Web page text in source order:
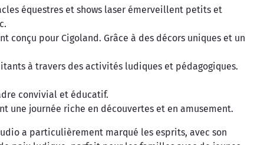
équestres et shows laser émerveillent petits et
conçu pour Cigoland. Grâce à des décors uniques et un
à travers des activités ludiques et pédagogiques.
convivial et éducatif.
une journée riche en découvertes et en amusement.
a particulièrement marqué les esprits, avec son